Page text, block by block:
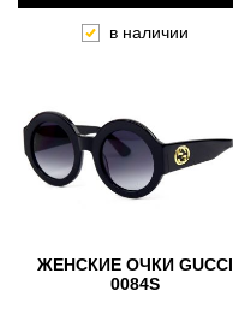
в наличии
ЖЕНСКИЕ ОЧКИ GUCCI
0084S